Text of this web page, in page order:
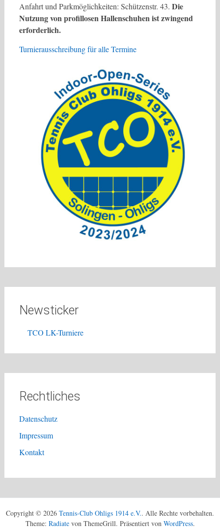
Anfahrt und Parkmöglichkeiten: Schützenstr. 43. Die
Nutzung von profillosen Hallenschuhen ist zwingend
erforderlich.
Turnierausschreibung für alle Termine
Newsticker
TCO LK-Turniere
Rechtliches
Datenschutz
Impressum
Kontakt
Copyright © 2026 Tennis-Club Ohligs 1914 e.V.. Alle Rechte vorbehalten.
Theme: Radiatevon ThemeGrill. Präsentiert von WordPress.